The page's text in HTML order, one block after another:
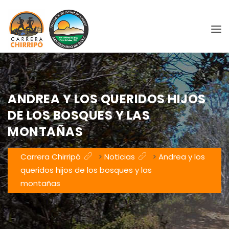
ANDREA Y LOS QUERIDOS HIJOS
DE LOS BOSQUES Y LAS
MONTAÑAS
Carrera Chirripó > Noticias > Andrea y los
queridos hijos de los bosques y las
montañas